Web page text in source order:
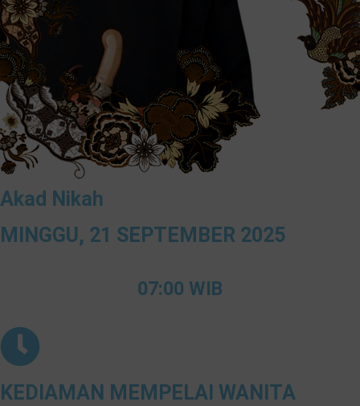
Akad Nikah
MINGGU, 21 SEPTEMBER 2025
07:00 WIB
KEDIAMAN MEMPELAI WANITA